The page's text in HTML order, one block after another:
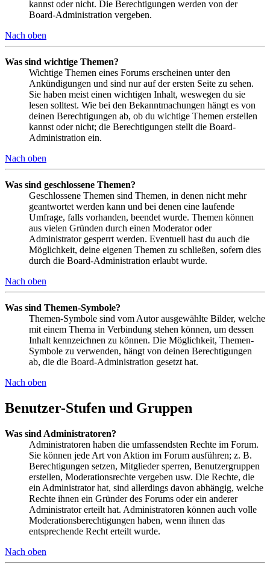
kannst oder nicht. Die Berechtigungen werden von der
Board-Administration vergeben.
Nach oben
Was sind wichtige Themen?
Wichtige Themen eines Forums erscheinen unter den
Ankündigungen und sind nur auf der ersten Seite zu sehen.
Sie haben meist einen wichtigen Inhalt, weswegen du sie
lesen solltest. Wie bei den Bekanntmachungen hängt es von
deinen Berechtigungen ab, ob du wichtige Themen erstellen
kannst oder nicht; die Berechtigungen stellt die Board-
Administration ein.
Nach oben
Was sind geschlossene Themen?
Geschlossene Themen sind Themen, in denen nicht mehr
geantwortet werden kann und bei denen eine laufende
Umfrage, falls vorhanden, beendet wurde. Themen können
aus vielen Gründen durch einen Moderator oder
Administrator gesperrt werden. Eventuell hast du auch die
Möglichkeit, deine eigenen Themen zu schließen, sofern dies
durch die Board-Administration erlaubt wurde.
Nach oben
Was sind Themen-Symbole?
Themen-Symbole sind vom Autor ausgewählte Bilder, welche
mit einem Thema in Verbindung stehen können, um dessen
Inhalt kennzeichnen zu können. Die Möglichkeit, Themen-
Symbole zu verwenden, hängt von deinen Berechtigungen
ab, die die Board-Administration gesetzt hat.
Nach oben
Benutzer-Stufen und Gruppen
Was sind Administratoren?
Administratoren haben die umfassendsten Rechte im Forum.
Sie können jede Art von Aktion im Forum ausführen; z. B.
Berechtigungen setzen, Mitglieder sperren, Benutzergruppen
erstellen, Moderationsrechte vergeben usw. Die Rechte, die
ein Administrator hat, sind allerdings davon abhängig, welche
Rechte ihnen ein Gründer des Forums oder ein anderer
Administrator erteilt hat. Administratoren können auch volle
Moderationsberechtigungen haben, wenn ihnen das
entsprechende Recht erteilt wurde.
Nach oben